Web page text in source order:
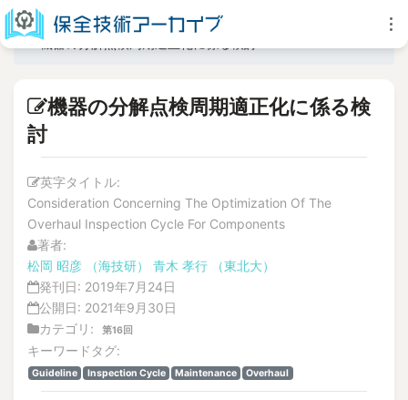
機器の分解点検周期適正化に係る検討
機器の分解点検周期適正化に係る検
討
英字タイトル:
Consideration Concerning The Optimization Of The
Overhaul Inspection Cycle For Components
著者:
松岡 昭彦
（海技研） 青木 孝行
（東北大）
発刊日: 2019年7月24日
公開日: 2021年9月30日
カテゴリ:
第16回
キーワードタグ:
Guideline Inspection Cycle Maintenance Overhaul